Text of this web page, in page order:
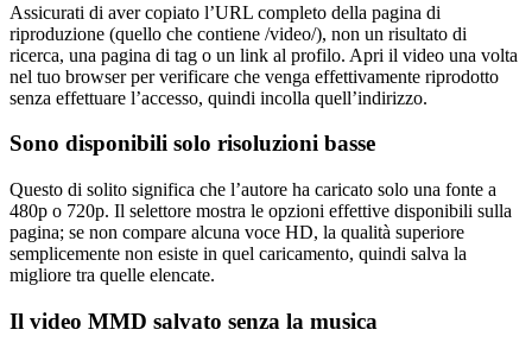
Assicurati di aver copiato l’URL completo della pagina di
riproduzione (quello che contiene /video/), non un risultato di
ricerca, una pagina di tag o un link al profilo. Apri il video una volta
nel tuo browser per verificare che venga effettivamente riprodotto
senza effettuare l’accesso, quindi incolla quell’indirizzo.
Sono disponibili solo risoluzioni basse
Questo di solito significa che l’autore ha caricato solo una fonte a
480p o 720p. Il selettore mostra le opzioni effettive disponibili sulla
pagina; se non compare alcuna voce HD, la qualità superiore
semplicemente non esiste in quel caricamento, quindi salva la
migliore tra quelle elencate.
Il video MMD salvato senza la musica